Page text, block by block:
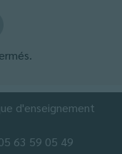
d'enseignement
63 59 05 49